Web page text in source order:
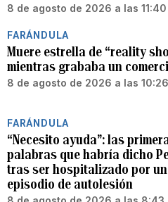
8 de agosto de 2026 a las 11:40
FARÁNDULA
Muere estrella de “reality
mientras grababa un
8 de agosto de 2026 a las
FARÁNDULA
“Necesito ayuda”: las
palabras que habría dicho
tras ser hospitalizado por
episodio de autolesión